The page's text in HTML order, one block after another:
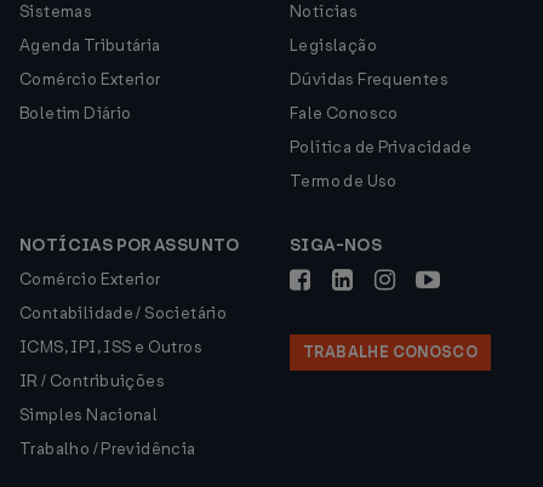
Sistemas
Agenda Tributária
Comércio Exterior
Boletim Diário
Notícias
Legislação
Dúvidas Frequentes
Fale Conosco
Política de Privacidade
Termo de Uso
NOTÍCIAS POR ASSUNTO
Comércio Exterior
Contabilidade / Societário
ICMS, IPI, ISS e Outros
IR / Contribuições
Simples Nacional
Trabalho / Previdência
SIGA-NOS
TRABALHE CONOSCO